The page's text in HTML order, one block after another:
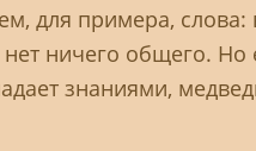
для примера, слова:
ничего общего. Но
знаниями,